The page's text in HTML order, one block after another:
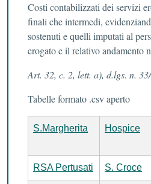
Costi contabilizzati dei servizi
finali che intermedi,
sostenuti e quelli imputati al
erogato e il relativo andamento
Art. 32, c. 2, lett. a), d.lgs. n.
Tabelle formato .csv aperto
S.Margherita Hospice
RSA Pertusati S. Croce